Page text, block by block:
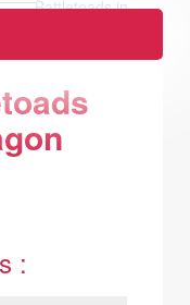
Battletoads in
: